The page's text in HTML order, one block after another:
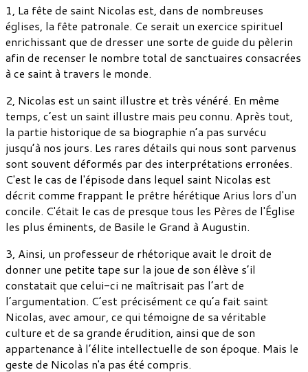
1, La fête de saint Nicolas est, dans de nombreuses
églises, la fête patronale. Ce serait un exercice spirituel
enrichissant que de dresser une sorte de guide du pèlerin
afin de recenser le nombre total de sanctuaires consacrées
à ce saint à travers le monde.
2, Nicolas est un saint illustre et très vénéré. En même
temps, c’est un saint illustre mais peu connu. Après tout,
la partie historique de sa biographie n’a pas survécu
jusqu’à nos jours. Les rares détails qui nous sont parvenus
sont souvent déformés par des interprétations erronées.
C'est le cas de l'épisode dans lequel saint Nicolas est
décrit comme frappant le prêtre hérétique Arius lors d'un
concile. C'était le cas de presque tous les Pères de l'Église
les plus éminents, de Basile le Grand à Augustin.
3, Ainsi, un professeur de rhétorique avait le droit de
donner une petite tape sur la joue de son élève s’il
constatait que celui-ci ne maîtrisait pas l’art de
l’argumentation. C’est précisément ce qu’a fait saint
Nicolas, avec amour, ce qui témoigne de sa véritable
culture et de sa grande érudition, ainsi que de son
appartenance à l’élite intellectuelle de son époque. Mais le
geste de Nicolas n'a pas été compris.